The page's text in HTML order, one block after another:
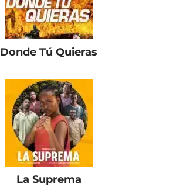
Donde Tú Quieras
La Suprema